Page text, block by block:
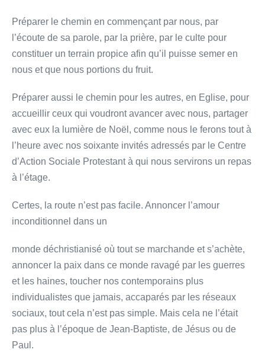
Préparer le chemin en commençant par nous, par
l’écoute de sa parole, par la prière, par le culte pour
constituer un terrain propice afin qu’il puisse semer en
nous et que nous portions du fruit.
Préparer aussi le chemin pour les autres, en Eglise, pour
accueillir ceux qui voudront avancer avec nous, partager
avec eux la lumière de Noël, comme nous le ferons tout à
l’heure avec nos soixante invités adressés par le Centre
d’Action Sociale Protestant à qui nous servirons un repas
à l’étage.
Certes, la route n’est pas facile. Annoncer l’amour
inconditionnel dans un
monde déchristianisé où tout se marchande et s’achète,
annoncer la paix dans ce monde ravagé par les guerres
et les haines, toucher nos contemporains plus
individualistes que jamais, accaparés par les réseaux
sociaux, tout cela n’est pas simple. Mais cela ne l’était
pas plus à l’époque de Jean-Baptiste, de Jésus ou de
Paul.